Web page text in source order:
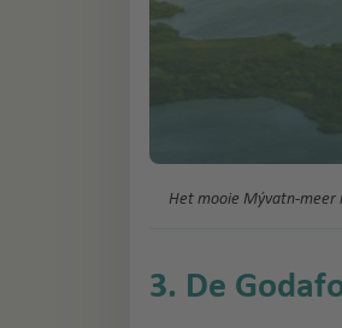
Het mooie Mývatn-meer
3. De